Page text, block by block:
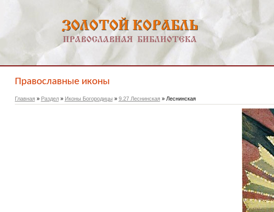
Православные иконы
Главная » Раздел» Иконы Богородицы » 9.27 Леснинская » Леснинская